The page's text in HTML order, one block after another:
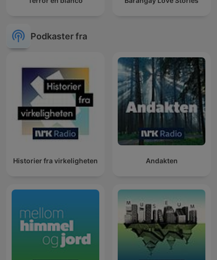
Podkaster fra
Historier fra virkeligheten Andakten